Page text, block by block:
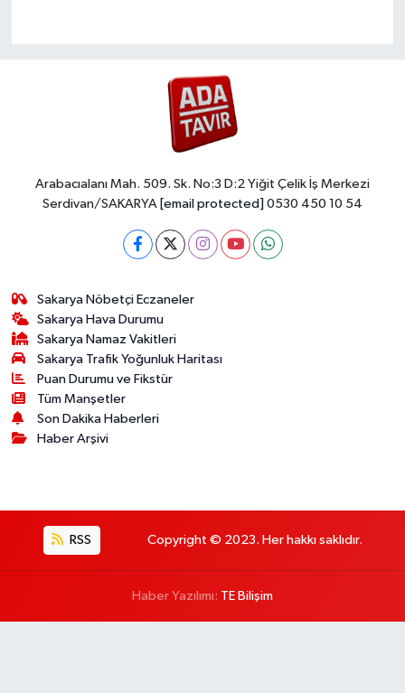
Arabacıalanı Mah. 509. Sk. No:3 D:2 Yiğit Çelik İş Merkezi
Serdivan/SAKARYA [email protected] 0530 450 10 54
Sakarya Nöbetçi Eczaneler
Sakarya Hava Durumu
Sakarya Namaz Vakitleri
Sakarya Trafik Yoğunluk Haritası
Puan Durumu ve Fikstür
Tüm Manşetler
Son Dakika Haberleri
Haber Arşivi
RSS Copyright © 2023. Her hakkı saklıdır.
Haber Yazılımı: TE Bilişim